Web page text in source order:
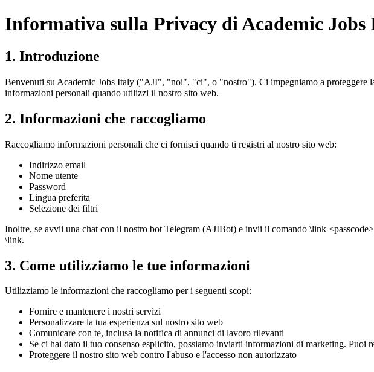
Informativa sulla Privacy di Academic Jobs
1. Introduzione
Benvenuti su Academic Jobs Italy ("AJI", "noi", "ci", o "nostro"). Ci impegniamo a proteggere
informazioni personali quando utilizzi il nostro sito web.
2. Informazioni che raccogliamo
Raccogliamo informazioni personali che ci fornisci quando ti registri al nostro sito web:
Indirizzo email
Nome utente
Password
Lingua preferita
Selezione dei filtri
Inoltre, se avvii una chat con il nostro bot Telegram (AJIBot) e invii il comando \link
\link.
3. Come utilizziamo le tue informazioni
Utilizziamo le informazioni che raccogliamo per i seguenti scopi:
Fornire e mantenere i nostri servizi
Personalizzare la tua esperienza sul nostro sito web
Comunicare con te, inclusa la notifica di annunci di lavoro rilevanti
Se ci hai dato il tuo consenso esplicito, possiamo inviarti informazioni di marketing. Puoi
Proteggere il nostro sito web contro l'abuso e l'accesso non autorizzato